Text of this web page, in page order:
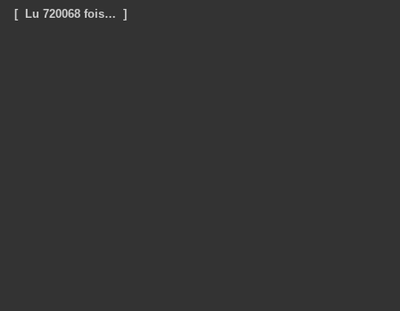
[ Lu 720068 fois… ]